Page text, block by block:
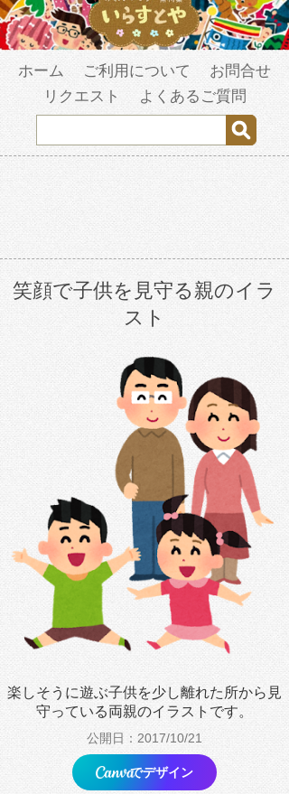
ホーム ご利用について
お問合せ
リクエスト
よくあるご質問
笑顔で子供を見守る親のイラ
スト
楽しそうに遊ぶ子供を少し離れた所から見
守っている両親のイラストです。
公開日：2017/10/21
でデザイン